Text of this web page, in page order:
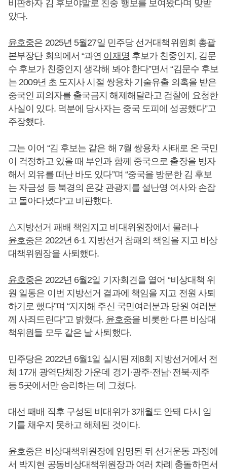
비판하자 김 후보야말로 친중 행보를 보여왔다며 맞받
았다.
윤호중은 2025년 5월27일 민주당 선거대책위원회 총괄
본부장단 회의에서 “과연 이재명 후보가 친중인지, 김문
수 후보가 친중인지 생각해 봐야 한다”면서 “김문수 후보
는 2009년 초 도지사 시절 쌍용차 기술유출 의혹을 받은
중국인 피의자를 출국금지 해제해달라고 검찰에 요청한
사실이 있다. 덕분에 당사자는 중국 도피에 성공했다”고
주장했다.
그는 이어 “김 후보는 같은 해 7월 쌍용차 사태로 온 국민
이 걱정하고 있을 때 부인과 함께 중국으로 출장을 빙자
해서 외유를 떠난 바도 있다”며 “중국을 방문한 김 후보
는 자금성 등 북경의 온갖 관광지를 설난영 여사와 손잡
고 돌아다녔다”고 비판했다.
△지방선거 패배 책임지고 비대위원장에서 물러나
윤호중은 2022년 6·1 지방선거 참패의 책임을 지고 비상
대책위원장을 사퇴했다.
윤호중은 2022년 6월2일 기자회견을 열어 “비상대책 위
원 일동은 이번 지방선거 결과에 책임을 지고 전원 사퇴
하기로 했다”며 “지지해 주신 국민여러분과 당원 여러분
께 사죄드린다”고 밝혔다. 윤호중을 비롯한 다른 비상대
책위원들 모두 같은 날 사퇴했다.
민주당은 2022년 6월1일 실시된 제8회 지방선거에서 전
체 17개 광역단체장 가운데 경기·광주·전남·전북·제주
등 5곳에서만 승리하는 데 그쳤다.
대선 패배 직후 구성된 비대위가 3개월도 안돼 다시 임
기를 채우지 못하고 해체된 것이다.
윤호중은 비상대책위원장에 임명된 뒤 선거운동 과정에
서 박지현 공동비상대책위원장과 여러 차례 충돌하면서